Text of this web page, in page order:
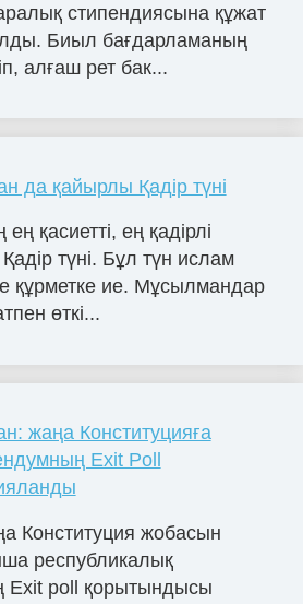
стипендиясына құжат
Биыл бағдарламаның
алғаш рет бак...
да қайырлы Қадір түні
қасиетті, ең қадірлі
Қадір түні. Бұл түн ислам
құрметке ие. Мұсылмандар
өткі...
жаңа Конституцияға
Exit Poll
Конституция жобасын
республикалық
Exit poll қорытындысы